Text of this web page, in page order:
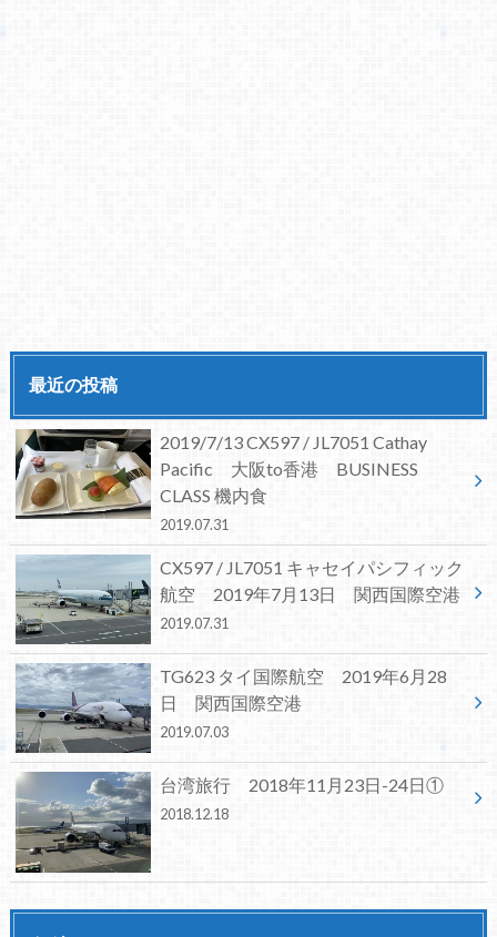
最近の投稿
2019/7/13 CX597 / JL7051 Cathay
Pacific 大阪to香港 BUSINESS
CLASS 機内食
2019.07.31
CX597 / JL7051 キャセイパシフィック
航空 2019年7月13日 関西国際空港
2019.07.31
TG623 タイ国際航空 2019年6月28
日 関西国際空港
2019.07.03
台湾旅行 2018年11月23日-24日①
2018.12.18